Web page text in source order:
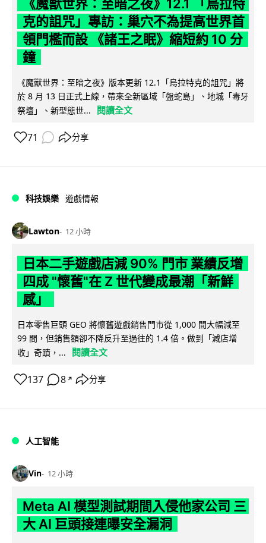
《魔獸世界：至暗之夜》12.1 「烏拉特
克的詛咒」專訪：巢穴不為提高世界首
領門檻而設 《諸王之眠》縮短約 10 分
鐘
《魔獸世界：至暗之夜》版本更新 12.1「烏拉特克的詛咒」將
於 8 月 13 日正式上線，帶來全新區域「盤蛇島」、地城「毒牙
祭壇」、新型態世...
閱讀全文
71 分享
科技娛樂 遊戲情報
Lawton 12 小時
日本二手遊戲店減 90% 門市 業績反增
四成 "懷舊"在 Z 世代變成最潮「新鮮
感」
日本零售巨頭 GEO 將懷舊遊戲銷售門市從 1,000 間大幅減至
99 間，但銷售額卻不降反升至過往的 1.4 倍。做到「減店增
收」奇蹟，...
閱讀全文
137 8 ↗ 分享
人工智能
Vin 12 小時
Meta AI 模型測試期間入侵他家公司 三
大 AI 巨頭接連曝安全漏洞